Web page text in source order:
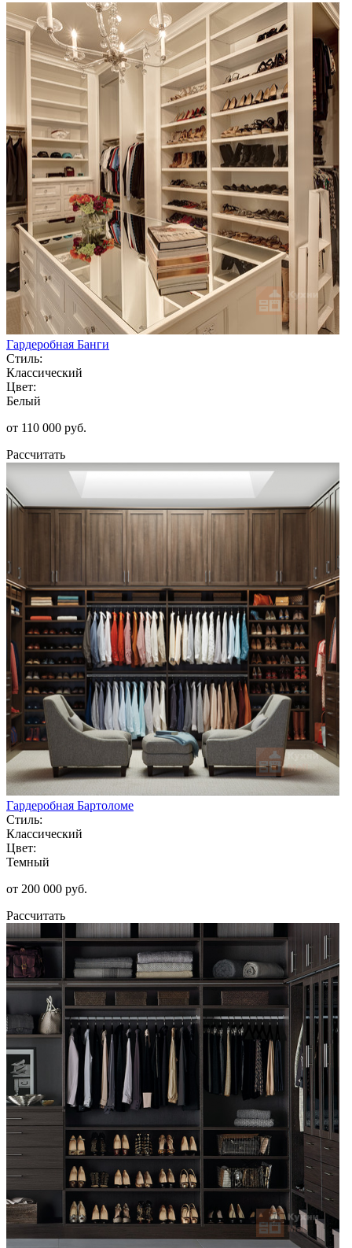
Гардеробная Банги
Стиль:
Классический
Цвет:
Белый
от 110 000 руб.
Рассчитать
Гардеробная Бартоломе
Стиль:
Классический
Цвет:
Темный
от 200 000 руб.
Рассчитать